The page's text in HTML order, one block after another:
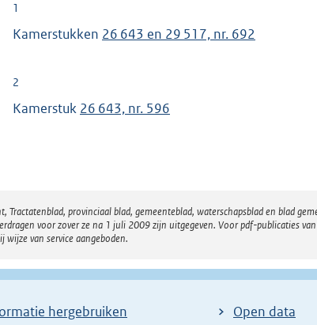
1
Kamerstukken 26 643 en 29 517, nr. 692
2
Kamerstuk 26 643, nr. 596
provinciaal blad, gemeenteblad, waterschapsblad en blad
voor zover ze na 1 juli 2009 zijn uitgegeven. Voor pdf-publicaties
wijze van service aangeboden.
hergebruiken
Open data